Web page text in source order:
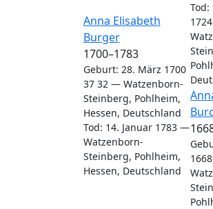
Anna Elisabeth
Burger
1700–1783
Geburt: 28. März 1700
37 32 — Watzenborn-
Steinberg, Pohlheim,
Hessen, Deutschland
Tod: 14. Januar 1783—
Watzenborn-
Steinberg, Pohlheim,
Hessen, Deutschland
Tod:
1724
1668